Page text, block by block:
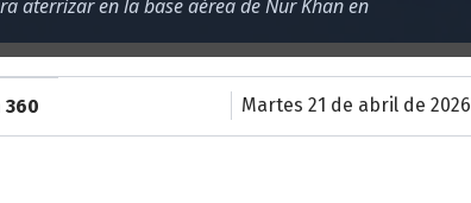
aterrizar en la base aérea de Nur Khan en
360 martes 21 de abril de 2026